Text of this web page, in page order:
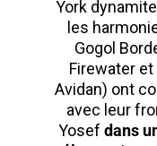
York
les
Gogol
Firewater
Avidan) ont
avec leur
Yosef dans